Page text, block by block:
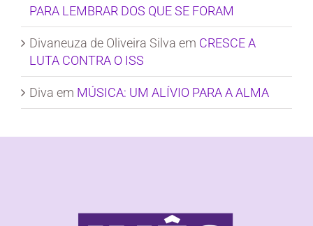
PARA LEMBRAR DOS QUE SE FORAM
Divaneuza de Oliveira Silva em CRESCE A
LUTA CONTRA O ISS
Diva em MÚSICA: UM ALÍVIO PARA A ALMA